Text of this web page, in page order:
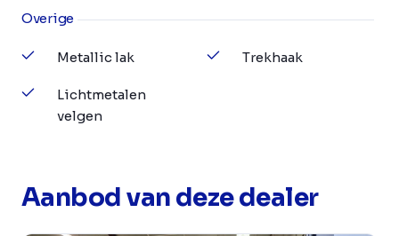
Overige
Metallic lak
Lichtmetalen
velgen
Trekhaak
Aanbod van deze dealer